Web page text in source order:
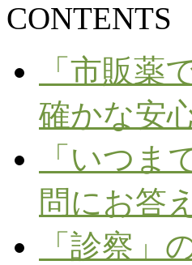
CONTENTS
「市販薬
確かな安
「いつま
問にお答
「診察」